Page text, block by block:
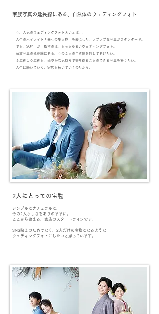
家族写真の延長線にある、自然体のウェディングフォト
今、人気のウェディングフォトといえば …
人生のハイライト！幸せの集大成！を表現した、ラブラブな写真がスタンダード。
でも、SOY！が目指すのは、もっとゆるいウェディングフォト。
家族写真の延長線にある、今の２人の自然体を残してあげたい。
５年後１０年後も、穏やかな気持ちで振り返ることのできる写真を撮りたい。
人生は続いていく。家族も続いていくのだから。
2人にとっての宝物
シンプルにナチュラルに、
今の2人らしさをありのままに。
ここから始まる、家族のスタートラインです。
SNS映えのためでなく、2人だけの宝物になるような
ウェディングフォトにしたいと思っています。